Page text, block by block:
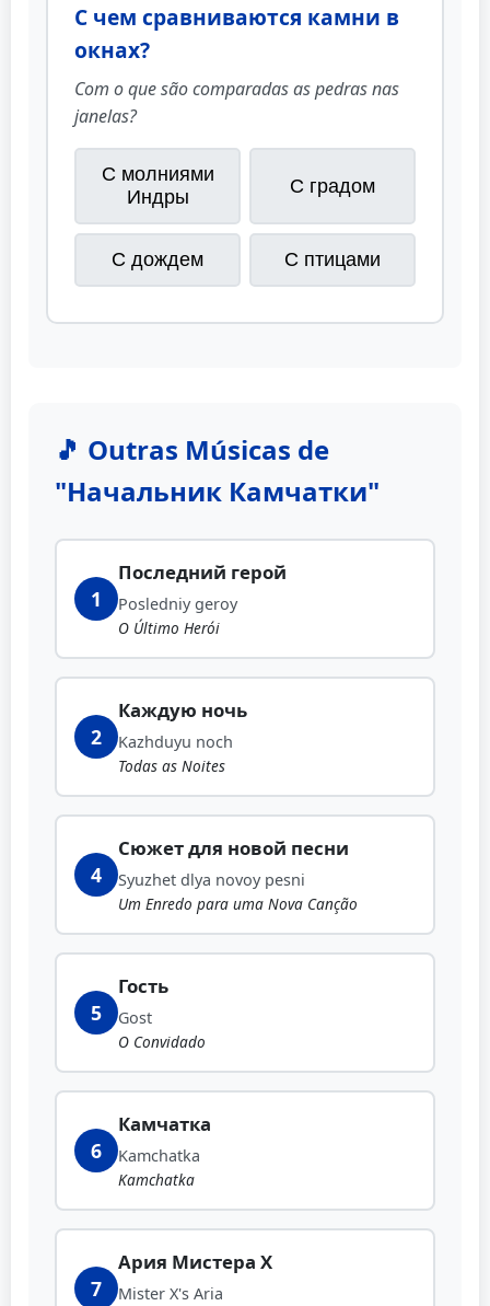
С чем сравниваются камни в
окнах?
Com o que são comparadas as pedras nas
janelas?
С молниями
Индры
С градом
С дождем С птицами
🎵 Outras Músicas de
"Начальник Камчатки"
1
Последний герой
Posledniy geroy
O Último Herói
2
Каждую ночь
Kazhduyu noch
Todas as Noites
4
Сюжет для новой песни
Syuzhet dlya novoy pesni
Um Enredo para uma Nova Canção
5
Гость
Gost
O Convidado
6
Камчатка
Kamchatka
Kamchatka
7
Ария Мистера Х
Mister X's Aria